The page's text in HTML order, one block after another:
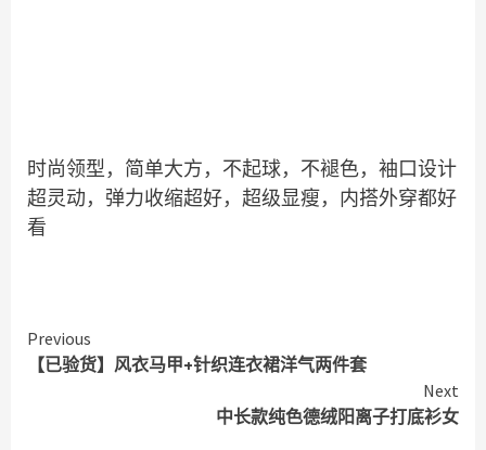
时尚领型，简单大方，不起球，不褪色，袖口设计
超灵动，弹力收缩超好，超级显瘦，内搭外穿都好
看
Continue
Reading
Previous
【已验货】风衣马甲+针织连衣裙洋气两件套
Next
中长款纯色德绒阳离子打底衫女